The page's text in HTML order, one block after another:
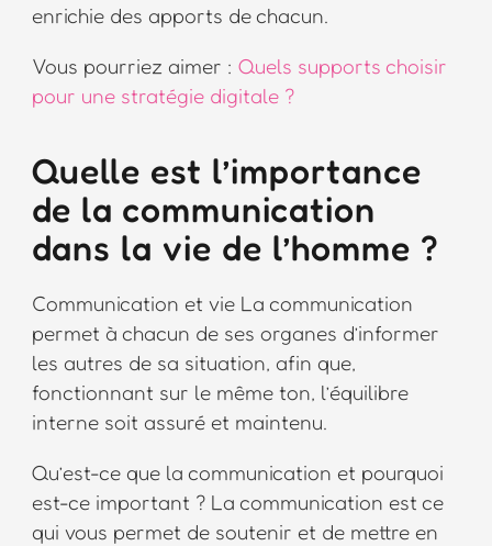
enrichie des apports de chacun.
Vous pourriez aimer : Quels supports choisir
pour une stratégie digitale ?
Quelle est l’importance
de la communication
dans la vie de l’homme ?
Communication et vie La communication
permet à chacun de ses organes d’informer
les autres de sa situation, afin que,
fonctionnant sur le même ton, l’équilibre
interne soit assuré et maintenu.
Qu’est-ce que la communication et pourquoi
est-ce important ? La communication est ce
qui vous permet de soutenir et de mettre en